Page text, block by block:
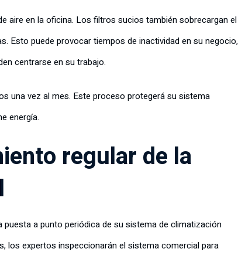
aire en la oficina. Los filtros sucios también sobrecargan el
Esto puede provocar tiempos de inactividad en su negocio,
centrarse en su trabajo.
una vez al mes. Este proceso protegerá su sistema
energía.
regular de la
a punto periódica de su sistema de climatización
los expertos inspeccionarán el sistema comercial para